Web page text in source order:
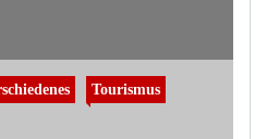
Tourismus